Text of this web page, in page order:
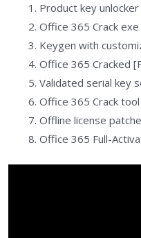
Product key
Office 365 Crack
Keygen with
Office 365 Cracked
Validated serial key
Office 365 Crack
Offline license
Office 365 Full-